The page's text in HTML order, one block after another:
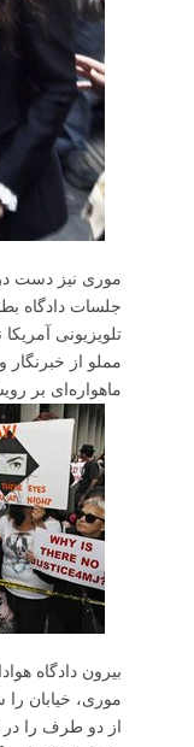
موری نیز دست
جلسات دادگاه
تلویزیونی
مملو از
ماهواره‌ای بر
بیرون دادگاه
موری، خیابان را
از دو طرف را